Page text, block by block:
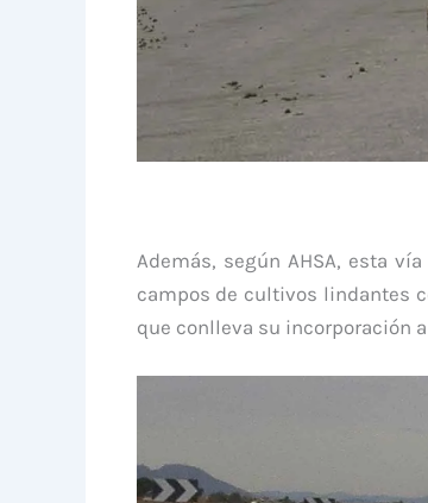
Además, según AHSA, esta
campos de cultivos lindantes
que conlleva su incorporación